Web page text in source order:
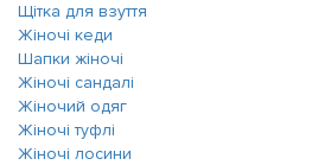
Щітка для взуття
Жіночі кеди
Шапки жіночі
Жіночі сандалі
Жіночий одяг
Жіночі туфлі
Жіночі лосини